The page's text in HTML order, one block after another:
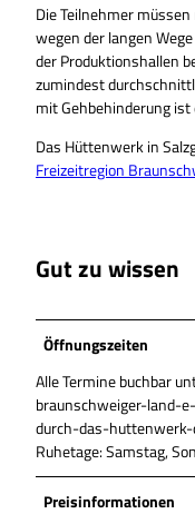
Die Teilnehmer
wegen der langen
der Produktionshallen
zumindest
mit Gehbehinderung ist
Das Hüttenwerk in
Freizeitregion
Gut zu wissen
Öffnungszeiten
Alle Termine buchbar
braunschweiger-land-
durch-das-
Ruhetage: Samstag,
Preisinformationen